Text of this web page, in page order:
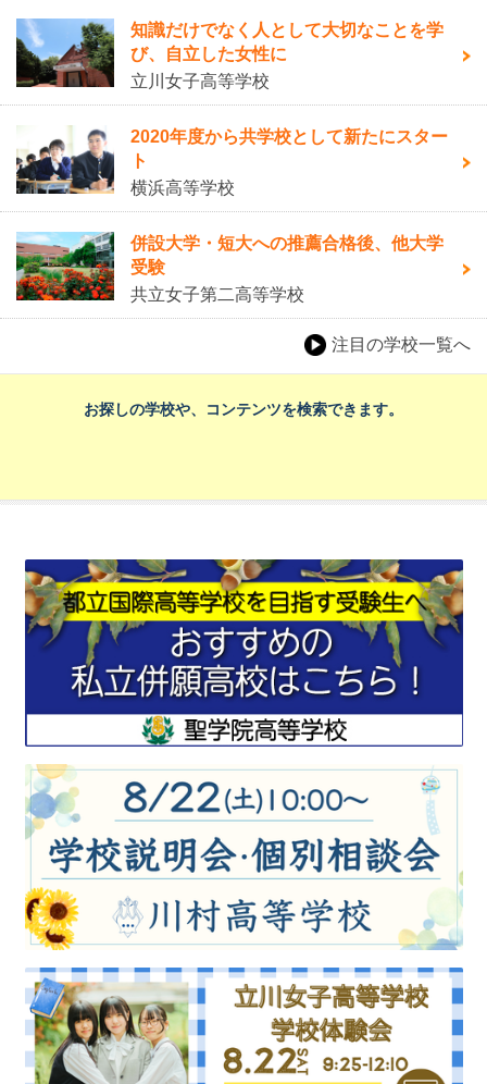
知識だけでなく人として大切なことを学
び、自立した女性に
立川女子高等学校
2020年度から共学校として新たにスター
ト
横浜高等学校
併設大学・短大への推薦合格後、他大学
受験
共立女子第二高等学校
注目の学校一覧へ
お探しの学校や、コンテンツを検索できます。